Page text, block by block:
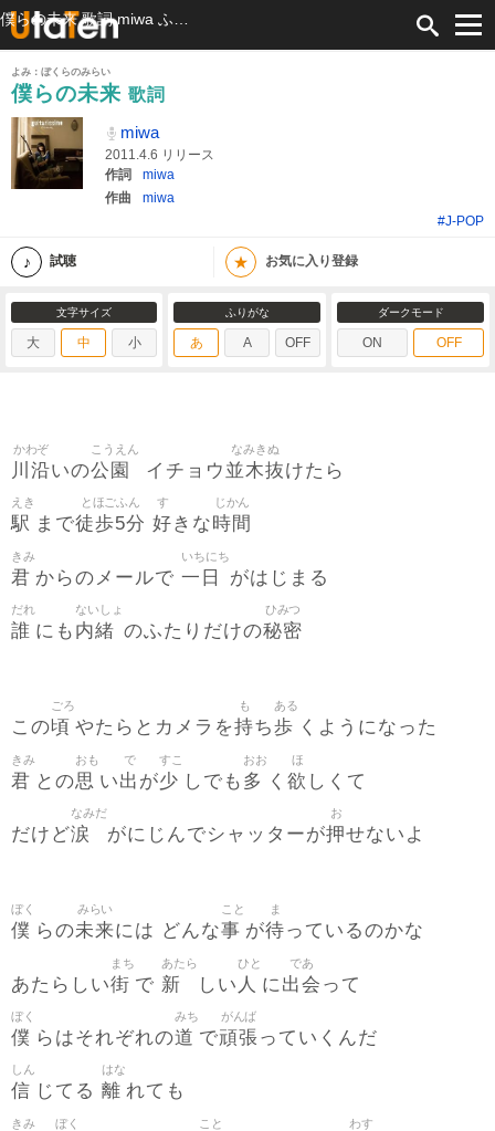
よみ：ぼくらのみらい
僕らの未来 歌詞
miwa
2011.4.6 リリース
作詞
miwa
作曲
miwa
#J-POP
試聴 ★ お気に入り登録
文字サイズ
大 中 小
ふりがな
あ A OFF
ダークモード
ON OFF
川沿
かわぞ
いの公園
こうえん
イチョウ 並木抜
なみきぬ
けたら
駅
えき
まで徒歩5分
とほごふん
好
す
きな時間
じかん
君
きみ
からのメールで 一日
いちにち
がはじまる
誰
だれ
にも 内緒
ないしょ
のふたりだけの秘密
ひみつ
この頃
ごろ
やたらとカメラを持
も
ち歩
ある
くようになった
君
きみ
との思
おも
い出
で
が少
すこ
しでも 多
おお
く 欲
ほ
しくて
だけど涙
なみだ
がにじんでシャッターが押
お
せないよ
僕
ぼく
らの未来
みらい
には どんな事
こと
が待
ま
っているのかな
あたらしい街
まち
で 新
あたら
しい 人
ひと
に出会
であ
って
僕
ぼく
らはそれぞれの道
みち
で頑張
がんば
っていくんだ
信
しん
じてる 離
はな
れても
きみ ぼく こと わす